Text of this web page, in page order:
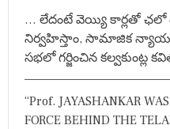
… లేదంటే వెయ్యి కార్లతో ఛలో
నిర్వహిస్తాం, సామాజిక న్యాయ
సభలో గర్జించిన కల్వకుంట్ల
“Prof. JAYASHANKAR
FORCE BEHIND THE